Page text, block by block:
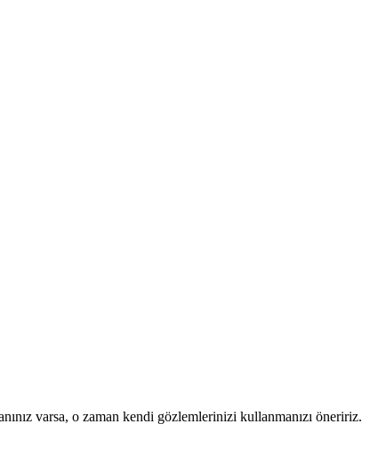
varsa, o zaman kendi gözlemlerinizi kullanmanızı öneririz.